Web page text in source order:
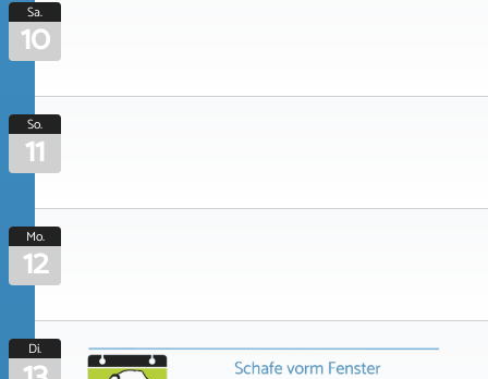
Sa.
10
So.
11
Mo.
12
Di.